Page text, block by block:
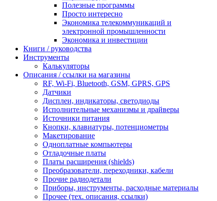
Полезные программы
Просто интересно
Экономика телекоммуникаций и
электронной промышленности
Экономика и инвестиции
Книги / руководства
Инструменты
Калькуляторы
Описания / ссылки на магазины
RF, Wi-Fi, Bluetooth, GSM, GPRS, GPS
Датчики
Дисплеи, индикаторы, светодиоды
Исполнительные механизмы и драйверы
Источники питания
Кнопки, клавиатуры, потенциометры
Макетирование
Одноплатные компьютеры
Отладочные платы
Платы расширения (shields)
Преобразователи, переходники, кабели
Прочие радиодетали
Приборы, инструменты, расходные материалы
Прочее (тех. описания, ссылки)